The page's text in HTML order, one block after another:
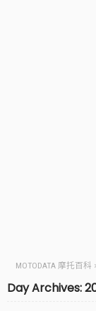
MOTODATA 摩托百科
Day Archives: